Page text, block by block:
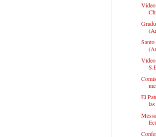
El